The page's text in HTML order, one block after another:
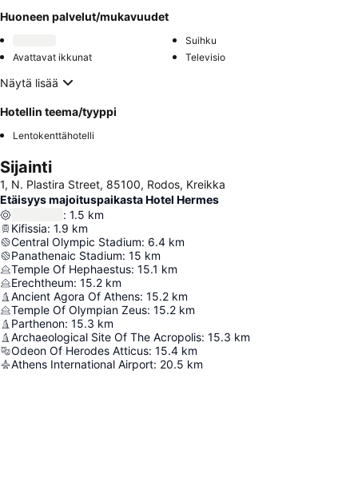
Huoneen palvelut/mukavuudet
Suihku
Avattavat ikkunat
Televisio
Näytä lisää
Hotellin teema/tyyppi
Lentokenttähotelli
Sijainti
1, Ν. Plastira Street, 85100, Rodos, Kreikka
Etäisyys majoituspaikasta Hotel Hermes
: 1.5 km
Kifissia: 1.9 km
Central Olympic Stadium: 6.4 km
Panathenaic Stadium: 15 km
Temple Of Hephaestus: 15.1 km
Erechtheum: 15.2 km
Ancient Agora Of Athens: 15.2 km
Temple Of Olympian Zeus: 15.2 km
Parthenon: 15.3 km
Archaeological Site Of The Acropolis: 15.3 km
Odeon Of Herodes Atticus: 15.4 km
Athens International Airport: 20.5 km